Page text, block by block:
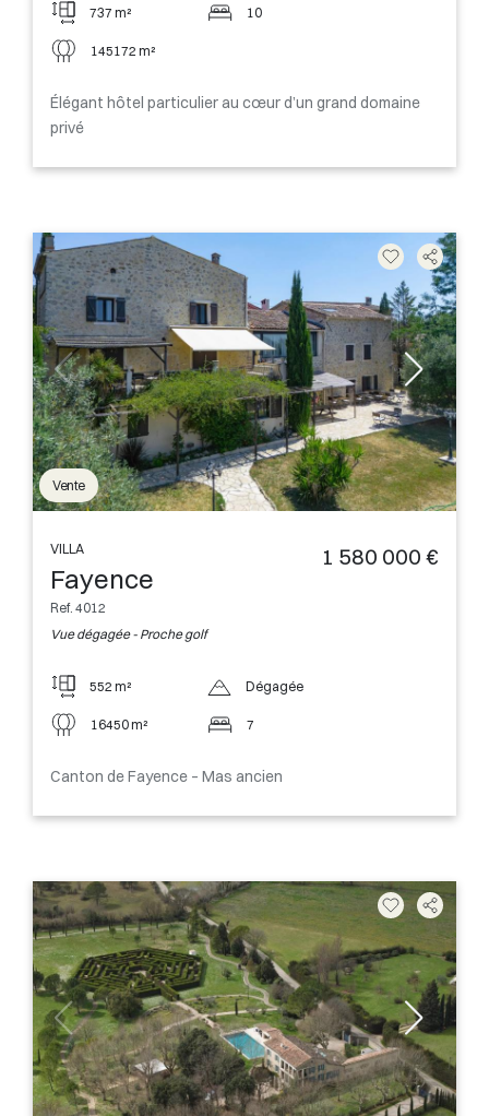
737 m²
145172 m²
10
Élégant hôtel particulier au cœur d’un grand domaine
privé
Vente
VILLA
Fayence
Ref. 4012
Vue dégagée - Proche golf
1 580 000 €
552 m²
16450 m²
Dégagée
7
Canton de Fayence – Mas ancien